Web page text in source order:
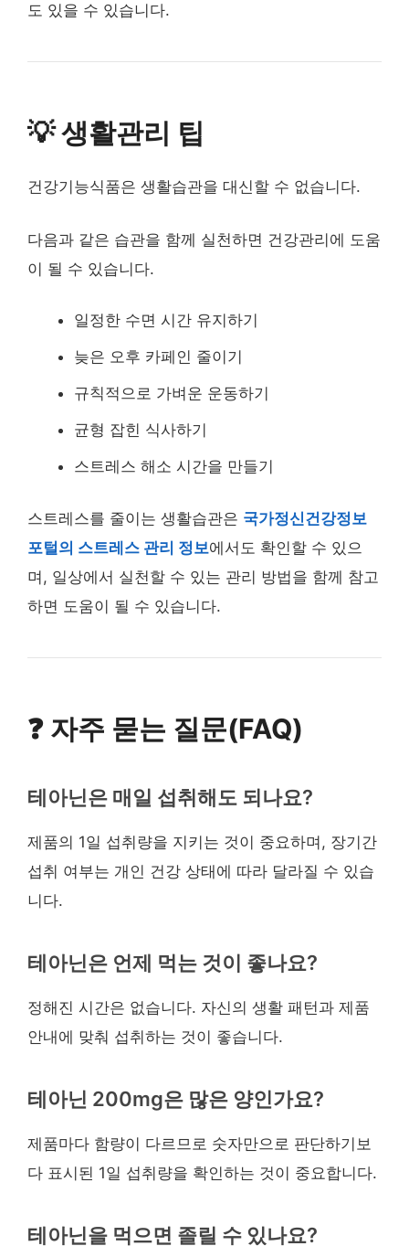
도 있을 수 있습니다.
💡 생활관리 팁
건강기능식품은 생활습관을 대신할 수 없습니다.
다음과 같은 습관을 함께 실천하면 건강관리에 도움
이 될 수 있습니다.
일정한 수면 시간 유지하기
늦은 오후 카페인 줄이기
규칙적으로 가벼운 운동하기
균형 잡힌 식사하기
스트레스 해소 시간을 만들기
스트레스를 줄이는 생활습관은 국가정신건강정보
포털의 스트레스 관리 정보에서도 확인할 수 있으
며, 일상에서 실천할 수 있는 관리 방법을 함께 참고
하면 도움이 될 수 있습니다.
❓ 자주 묻는 질문(FAQ)
테아닌은 매일 섭취해도 되나요?
제품의 1일 섭취량을 지키는 것이 중요하며, 장기간
섭취 여부는 개인 건강 상태에 따라 달라질 수 있습
니다.
테아닌은 언제 먹는 것이 좋나요?
정해진 시간은 없습니다. 자신의 생활 패턴과 제품
안내에 맞춰 섭취하는 것이 좋습니다.
테아닌 200mg은 많은 양인가요?
제품마다 함량이 다르므로 숫자만으로 판단하기보
다 표시된 1일 섭취량을 확인하는 것이 중요합니다.
테아닌을 먹으면 졸릴 수 있나요?